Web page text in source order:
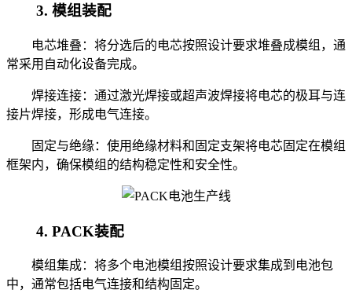
3. 模组装配
电芯堆叠：将分选后的电芯按照设计要求堆叠成模组，通
常采用自动化设备完成。
焊接连接：通过激光焊接或超声波焊接将电芯的极耳与连
接片焊接，形成电气连接。
固定与绝缘：使用绝缘材料和固定支架将电芯固定在模组
框架内，确保模组的结构稳定性和安全性。
4. PACK装配
模组集成：将多个电池模组按照设计要求集成到电池包
中，通常包括电气连接和结构固定。